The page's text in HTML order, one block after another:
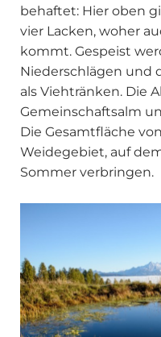
behaftet: Hier oben
vier Lacken, woher
kommt. Gespeist
Niederschlägen und
als Viehtränken. Die
Gemeinschaftsalm
Die Gesamtfläche
Weidegebiet, auf
Sommer verbringen.